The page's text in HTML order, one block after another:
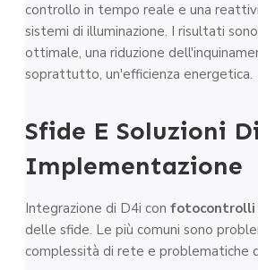
controllo in tempo reale e una
sistemi di illuminazione. I risultati
ottimale, una riduzione
soprattutto, un'efficienza energetica.
Sfide E Soluzioni Di
Implementazione
Integrazione di D4i con fotocontrolli
delle sfide. Le più comuni sono
complessità di rete e problematiche